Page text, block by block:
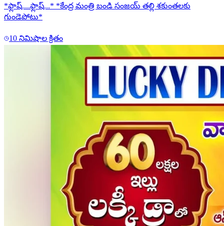
*ఫ్లాష్....ఫ్లాష్...* *కేంద్ర మంత్రి బండి సంజయ్ తల్లి శకుంతలకు
గుండెపోటు*
10 నిమిషాల క్రితం